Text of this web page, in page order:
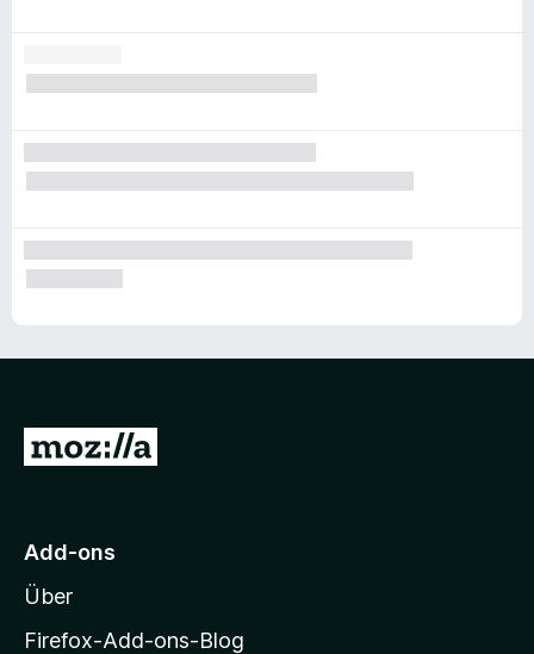
Z
M
z
i
Add-ons
Über
Firefox-Add-ons-Blog